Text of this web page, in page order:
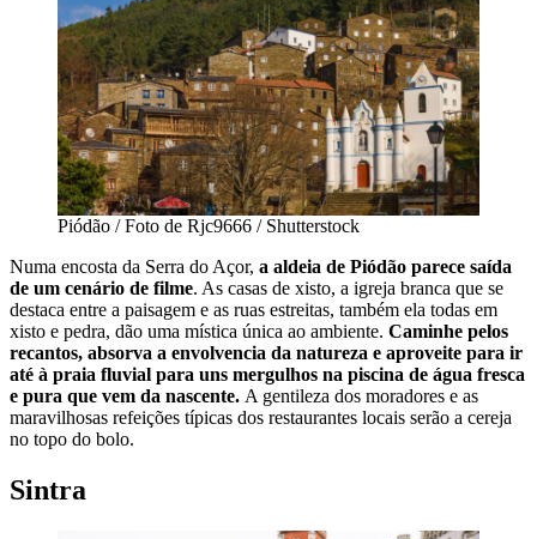
Piódão / Foto de Rjc9666 / Shutterstock
Numa encosta da Serra do Açor, a aldeia de Piódão parece saída
de um cenário de filme. As casas de xisto, a igreja branca que se
destaca entre a paisagem e as ruas estreitas, também ela todas em
xisto e pedra, dão uma mística única ao ambiente. Caminhe pelos
recantos, absorva a envolvencia da natureza e aproveite para ir
até à praia fluvial para uns mergulhos na piscina de água fresca
e pura que vem da nascente. A gentileza dos moradores e as
maravilhosas refeições típicas dos restaurantes locais serão a cereja
no topo do bolo.
Sintra